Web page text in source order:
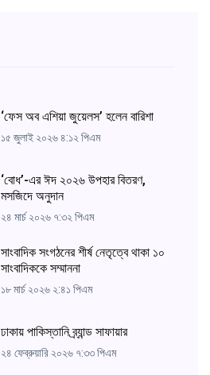
‘ফেস অব এশিয়া জুয়েলস’ হলেন বারিশা
১৫ জুলাই ২০২৬ ৪:১২ পিএম
‘বোধ’-এর ঈদ ২০২৬ উপহার বিতরণ,
মসজিদে অনুদান
২৪ মার্চ ২০২৬ ৭:৩২ পিএম
সাংবাদিক সংগঠনের শীর্ষ নেতৃত্বে থাকা ১০
সাংবাদিককে সম্মাননা
১৮ মার্চ ২০২৬ ২:৪১ পিএম
ঢাকায় পাকিস্তানি ব্র্যান্ড সাফায়ার
২৪ ফেব্রুয়ারি ২০২৬ ৭:৩৩ পিএম